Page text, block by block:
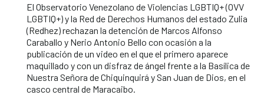
El Observatorio Venezolano de Violencias LGBTIQ+ (OVV
LGBTIQ+) y la Red de Derechos Humanos del estado Zulia
(Redhez) rechazan la detención de Marcos Alfonso
Caraballo y Nerio Antonio Bello con ocasión a la
publicación de un video en el que el primero aparece
maquillado y con un disfraz de ángel frente a la Basílica de
Nuestra Señora de Chiquinquirá y San Juan de Dios, en el
casco central de Maracaibo.